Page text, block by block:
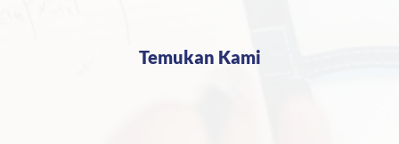
Temukan Kami